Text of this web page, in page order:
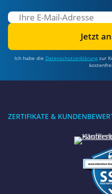
Jetzt
Ich habe die Datenschutzerklärungzur
ZERTIFIKATE &